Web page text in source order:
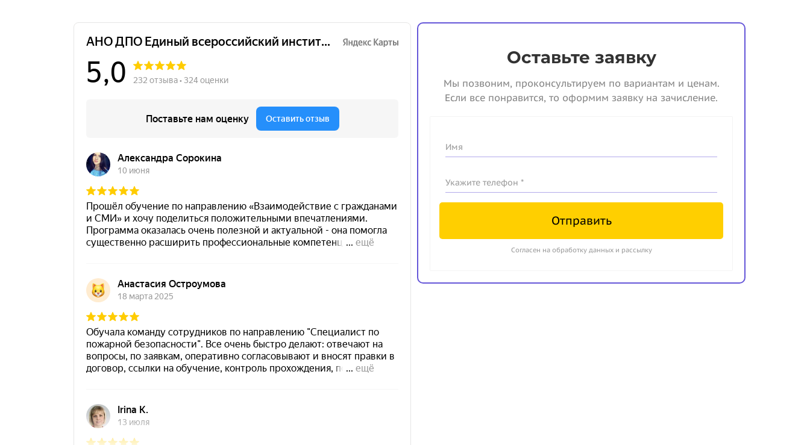
Оставьте заявку
Мы позвоним, проконсультируем по вариантам и ценам.
Если все понравится, то оформим заявку на зачисление.
Имя
Укажите телефон *
Отправить
Согласен на обработку данных и рассылку